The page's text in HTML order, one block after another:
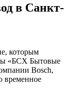
в Санкт-
которым
«БСХ Бытовые
Bosch,
временное